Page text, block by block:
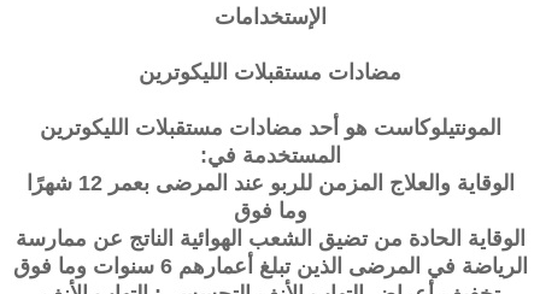
الإستخدامات
مضادات مستقبلات الليكوترين
المونتيلوكاست هو أحد مضادات مستقبلات الليكوترين
المستخدمة في:
الوقاية والعلاج المزمن للربو عند المرضى بعمر 12 شهرًا
وما فوق
الوقاية الحادة من تضيق الشعب الهوائية الناتج عن ممارسة
الرياضة في المرضى الذين تبلغ أعمارهم 6 سنوات وما فوق